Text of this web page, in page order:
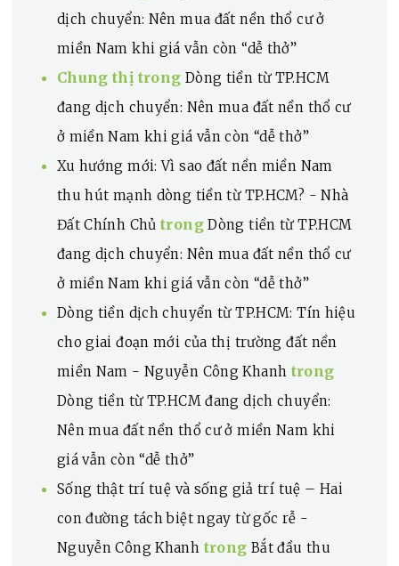
dịch chuyển: Nên mua đất nền thổ cư ở
miền Nam khi giá vẫn còn “dễ thở”
Chung thị trong Dòng tiền từ TP.HCM
đang dịch chuyển: Nên mua đất nền thổ cư
ở miền Nam khi giá vẫn còn “dễ thở”
Xu hướng mới: Vì sao đất nền miền Nam
thu hút mạnh dòng tiền từ TP.HCM? - Nhà
Đất Chính Chủ trongDòng tiền từ TP.HCM
đang dịch chuyển: Nên mua đất nền thổ cư
ở miền Nam khi giá vẫn còn “dễ thở”
Dòng tiền dịch chuyển từ TP.HCM: Tín hiệu
cho giai đoạn mới của thị trường đất nền
miền Nam - Nguyễn Công Khanh trong
Dòng tiền từ TP.HCM đang dịch chuyển:
Nên mua đất nền thổ cư ở miền Nam khi
giá vẫn còn “dễ thở”
Sống thật trí tuệ và sống giả trí tuệ – Hai
con đường tách biệt ngay từ gốc rễ -
Nguyễn Công Khanh trong Bắt đầu thu